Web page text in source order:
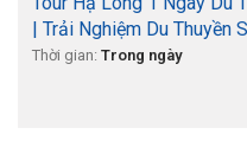
| Trải Nghiệm Du Thuyền
Thời gian: Trong ngày